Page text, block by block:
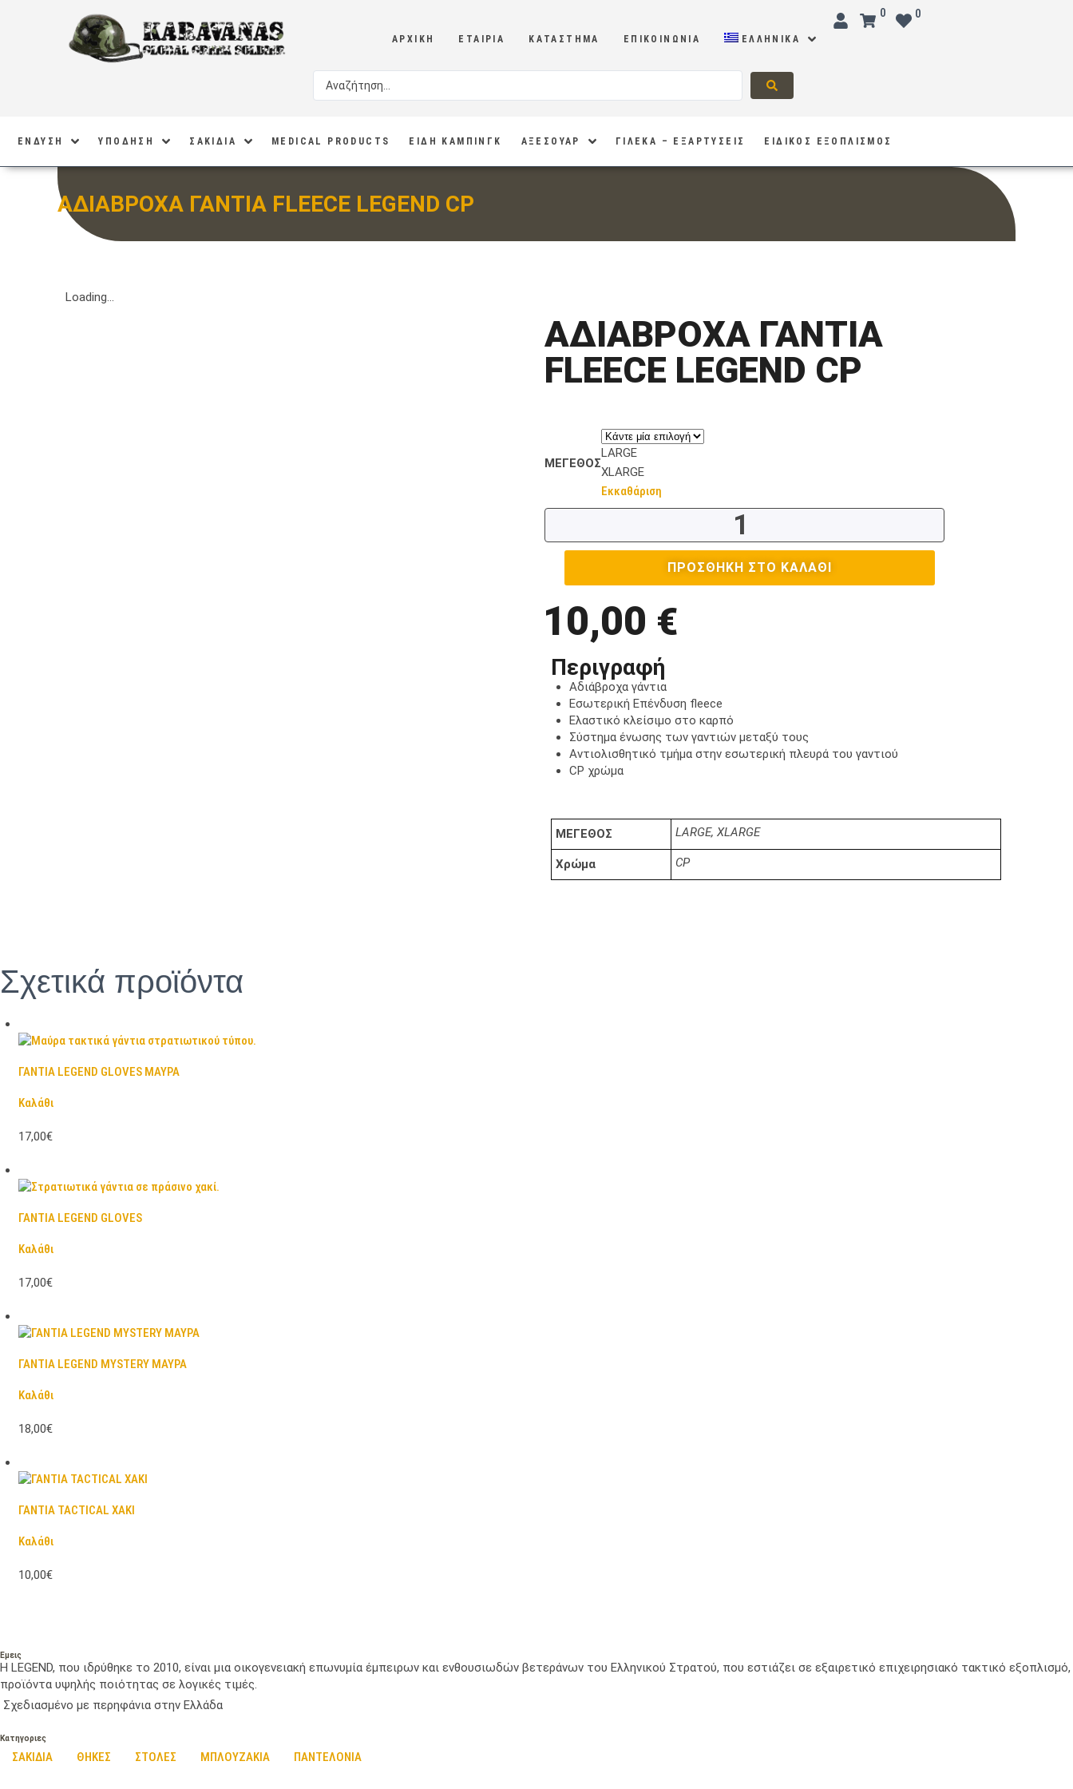
ΑΡΧΙΚΉ ΕΤΑΙΡΊΑ ΚΑΤΆΣΤΗΜΑ ΕΠΙΚΟΙΝΩΝΊΑ ΕΛΛΗΝΙΚΆ
0 0
ΕΝΔΥΣΗ ΥΠΟΔΗΣΗ ΣΑΚΙΔΙΑ MEDICAL PRODUCTS ΕΙΔΗ ΚΑΜΠΙΝΓΚ ΑΞΕΣΟΥΑΡ ΓΙΛΕΚΑ – ΕΞΑΡΤΥΣΕΙΣ ΕΙΔΙΚΟΣ ΕΞΟΠΛΙΣΜΟΣ
ΑΔΙΑΒΡΟΧΑ ΓΑΝΤΙΑ FLEECE LEGEND CP
Loading...
ΑΔΙΑΒΡΟΧΑ ΓΑΝΤΙΑ
FLEECE LEGEND CP
ΜΕΓΕΘΟΣ
LARGE
XLARGE
Εκκαθάριση
ΠΡΟΣΘΉΚΗ ΣΤΟ ΚΑΛΆΘΙ
10,00 €
Περιγραφή
Αδιάβροχα γάντια
Εσωτερική Επένδυση fleece
Ελαστικό κλείσιμο στο καρπό
Σύστημα ένωσης των γαντιών μεταξύ τους
Αντιολισθητικό τμήμα στην εσωτερική πλευρά του γαντιού
CP χρώμα
ΜΕΓΕΘΟΣ LARGE, XLARGE
Χρώμα CP
Σχετικά προϊόντα
ΓΑΝΤΙΑ LEGEND GLOVES ΜΑΥΡΑ
Καλάθι
17,00€
ΓΑΝΤΙΑ LEGEND GLOVES
Καλάθι
17,00€
ΓΑΝΤΙΑ LEGEND MYSTERY ΜΑΥΡΑ
Καλάθι
18,00€
ΓΑΝΤΙΑ TACTICAL ΧΑΚΙ
Καλάθι
10,00€
Εμεις
Η LEGEND, που ιδρύθηκε το 2010, είναι μια οικογενειακή επωνυμία έμπειρων και ενθουσιωδών βετεράνων του Ελληνικού Στρατού, που εστιάζει σε εξαιρετικό επιχειρησιακό τακτικό εξοπλισμό,
προϊόντα υψηλής ποιότητας σε λογικές τιμές.
Σχεδιασμένο με περηφάνια στην Ελλάδα
Κατηγοριες
ΣΑΚΙΔΙΑ ΘΗΚΕΣ ΣΤΟΛΕΣ ΜΠΛΟΥΖΑΚΙΑ ΠΑΝΤΕΛΟΝΙΑ